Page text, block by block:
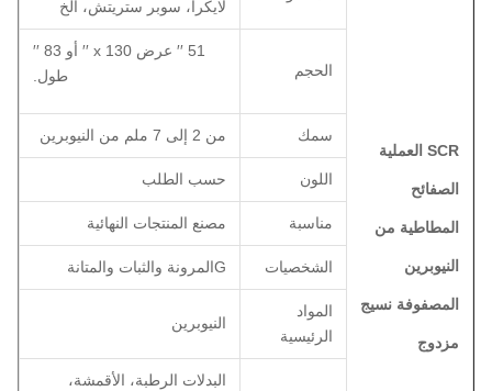
SCR العملية
الصفائح
المطاطية من
النيوبرين
المصفوفة نسيج
مزدوج
لايكرا، سوبر ستريتش، الخ
الحجم
51 ′′ عرض x 130 ′′ أو 83 ′′
طول.
سمك من 2 إلى 7 ملم من النيوبرين
اللون حسب الطلب
مناسبة مصنع المنتجات النهائية
الشخصيات Gالمرونة والثبات والمتانة
المواد
الرئيسية
النيوبرين
البدلات الرطبة، الأقمشة،